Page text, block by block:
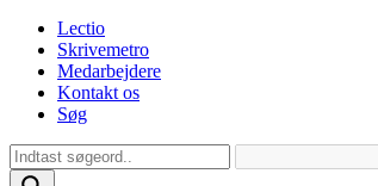
Lectio
Skrivemetro
Medarbejdere
Kontakt os
Søg